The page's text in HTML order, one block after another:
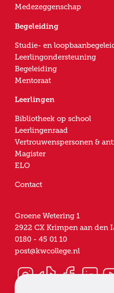
Medezeggenschap
Begeleiding
Studie- en
Leerlingondersteuning
Begeleiding
Mentoraat
Leerlingen
Bibliotheek op school
Leerlingenraad
Vertrouwenspersonen &
Magister
ELO
Contact
Groene Wetering 1
2922 CX Krimpen aan den
0180 - 45 01 10
post@kwcollege.nl